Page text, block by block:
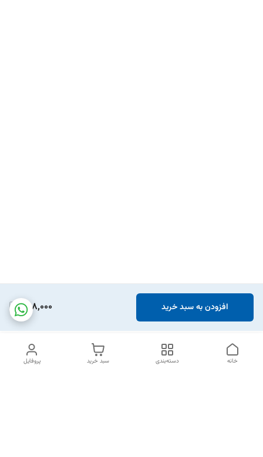
988,000 افزودن به سبد خرید
پروفایل سبد خرید دسته‌بندی خانه